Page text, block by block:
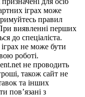
іграх може
правил
виявленні перших
до спеціаліста.
не може бути
роботі.
не проводить
також сайт не
та інших
пов’язані з